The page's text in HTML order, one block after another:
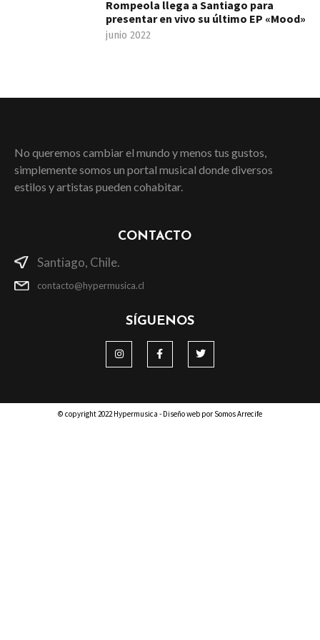
Rompeola llega a Santiago para
presentar en vivo su último EP «Mood»
junio 2022
No queremos cambiar el mundo y menos tus gustos,
simplemente somos un portal musical donde diversos
estilos y artistas pueden cohabitar.
CONTACTO
Santiago, Chile.
contacto@hypermusica.cl
SÍGUENOS
© copyright 2022 Hypermusica - Diseño web por Somos Arrecife